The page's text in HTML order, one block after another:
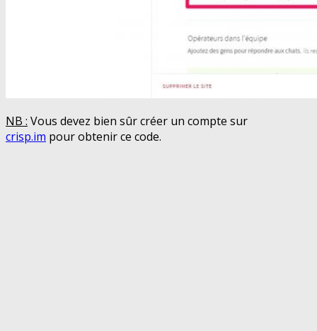
NB : Vous devez bien sûr créer un compte sur
crisp.im pour obtenir ce code.